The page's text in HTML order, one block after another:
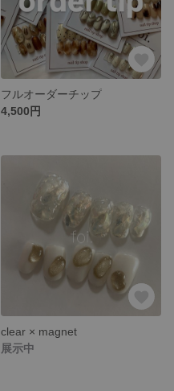
フルオーダーチップ
4,500円
clear × magnet
展示中